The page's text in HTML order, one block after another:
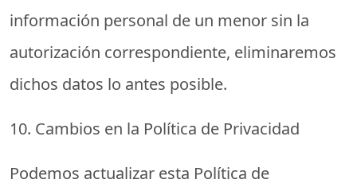
información personal de un menor sin la
autorización correspondiente, eliminaremos
dichos datos lo antes posible.
10. Cambios en la Política de Privacidad
Podemos actualizar esta Política de